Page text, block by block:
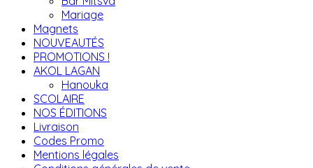
Mariage
Magnets
NOUVEAUTÉS
PROMOTIONS !
AKOL LAGAN
Hanouka
SCOLAIRE
NOS ÉDITIONS
Livraison
Codes Promo
Mentions légales